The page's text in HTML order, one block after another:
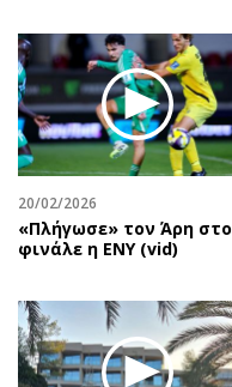
20/02/2026
«Πλήγωσε» τον Άρη στο
φινάλε η ΕΝΥ (vid)